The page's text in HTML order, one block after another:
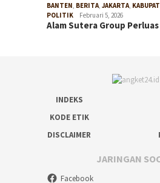
BANTEN BERITA JAKARTA
POLITIK
Februari 5, 2026
Alam Sutera Group
INDEKS
KODE ETIK
DISCLAIMER
JARINGAN
Facebook